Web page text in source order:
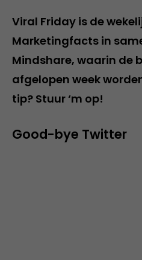
Viral Friday is de
Marketingfacts in
Mindshare, waarin de
afgelopen week
tip? Stuur ‘m op!
Good-bye Twitter